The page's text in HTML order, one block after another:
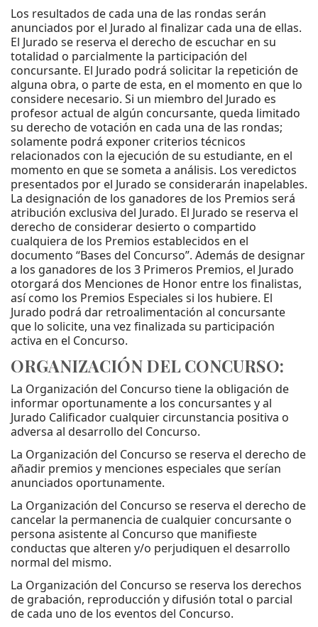
Los resultados de cada una de las rondas serán
anunciados por el Jurado al finalizar cada una de ellas.
El Jurado se reserva el derecho de escuchar en su
totalidad o parcialmente la participación del
concursante. El Jurado podrá solicitar la repetición de
alguna obra, o parte de esta, en el momento en que lo
considere necesario. Si un miembro del Jurado es
profesor actual de algún concursante, queda limitado
su derecho de votación en cada una de las rondas;
solamente podrá exponer criterios técnicos
relacionados con la ejecución de su estudiante, en el
momento en que se someta a análisis. Los veredictos
presentados por el Jurado se considerarán inapelables.
La designación de los ganadores de los Premios será
atribución exclusiva del Jurado. El Jurado se reserva el
derecho de considerar desierto o compartido
cualquiera de los Premios establecidos en el
documento “Bases del Concurso”. Además de designar
a los ganadores de los 3 Primeros Premios, el Jurado
otorgará dos Menciones de Honor entre los finalistas,
así como los Premios Especiales si los hubiere. El
Jurado podrá dar retroalimentación al concursante
que lo solicite, una vez finalizada su participación
activa en el Concurso.
ORGANIZACIÓN DEL CONCURSO:
La Organización del Concurso tiene la obligación de
informar oportunamente a los concursantes y al
Jurado Calificador cualquier circunstancia positiva o
adversa al desarrollo del Concurso.
La Organización del Concurso se reserva el derecho de
añadir premios y menciones especiales que serían
anunciados oportunamente.
La Organización del Concurso se reserva el derecho de
cancelar la permanencia de cualquier concursante o
persona asistente al Concurso que manifieste
conductas que alteren y/o perjudiquen el desarrollo
normal del mismo.
La Organización del Concurso se reserva los derechos
de grabación, reproducción y difusión total o parcial
de cada uno de los eventos del Concurso.